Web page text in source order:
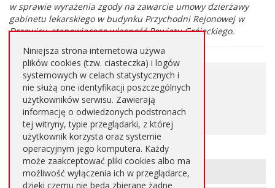
w sprawie wyrażenia zgody na zawarcie umowy dzierżawy
gabinetu lekarskiego w budynku Przychodni Rejonowej w
Drzewicy, stanowiącego własność Powiatu Grójeckiego.
0,172
MB
PDF
Pobierz plik
Informacje
METRYKA STRONY
Niniejsza strona internetowa używa
plików cookies (tzw. ciasteczka) i logów
systemowych w celach statystycznych i
nie służą one identyfikacji poszczególnych
użytkowników serwisu. Zawierają
informację o odwiedzonych podstronach
tej witryny, typie przeglądarki, z której
użytkownik korzysta oraz systemie
operacyjnym jego komputera. Każdy
może zaakceptować pliki cookies albo ma
możliwość wyłączenia ich w przeglądarce,
dzięki czemu nie będą zbierane żadne